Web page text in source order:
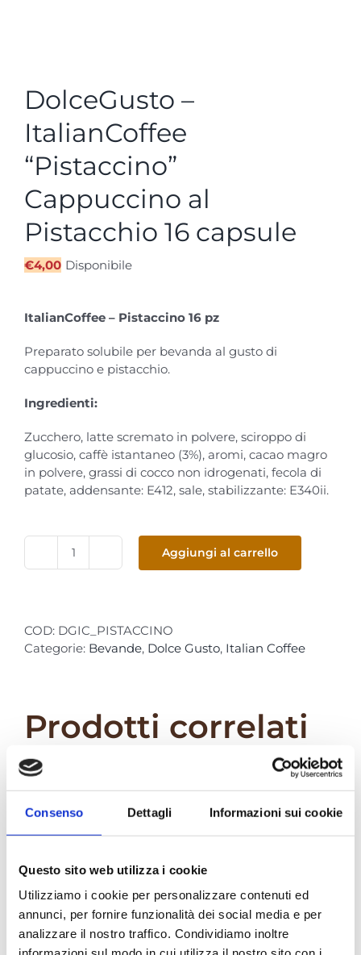
Consenso Dettagli Informazioni sui cookie
Questo sito web utilizza i cookie
Utilizziamo i cookie per personalizzare contenuti ed
annunci, per fornire funzionalità dei social media e per
analizzare il nostro traffico. Condividiamo inoltre
DolceGusto –
ItalianCoffee
“Pistaccino”
Cappuccino al
Pistacchio 16 capsule
€4,00 Disponibile
ItalianCoffee – Pistaccino 16 pz
Preparato solubile per bevanda al gusto di
cappuccino e pistacchio.
Ingredienti:
Zucchero, latte scremato in polvere, sciroppo di
glucosio, caffè istantaneo (3%), aromi, cacao magro
in polvere, grassi di cocco non idrogenati, fecola di
patate, addensante: E412, sale, stabilizzante: E340ii.
DolceGusto
Cappuccino
al
quantità
Aggiungi al carrello
COD: DGIC_PISTACCINO
Categorie: Bevande, Dolce Gusto, Italian Coffee
Prodotti correlati
DolceGusto –
ItalianCoffee
DolceGusto –
ItalianCoffee